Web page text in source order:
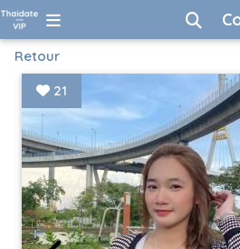
Retour
21